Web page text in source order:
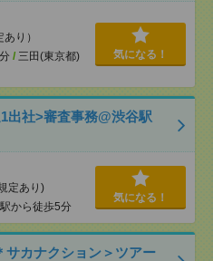
り）
/ 三田(東京都)
気になる！
出社>審査事務@渋谷駅
定あり)
から徒歩5分
気になる！
サカナクション＞ツアー